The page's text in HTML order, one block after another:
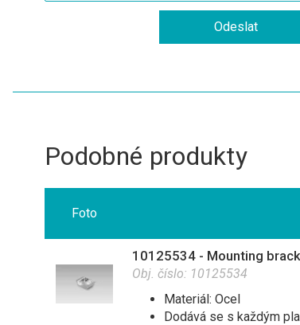
Podobné produkty
Foto
10125534 - Mounting
Obj. číslo: 10125534
Materiál: Ocel
Dodává se s každým